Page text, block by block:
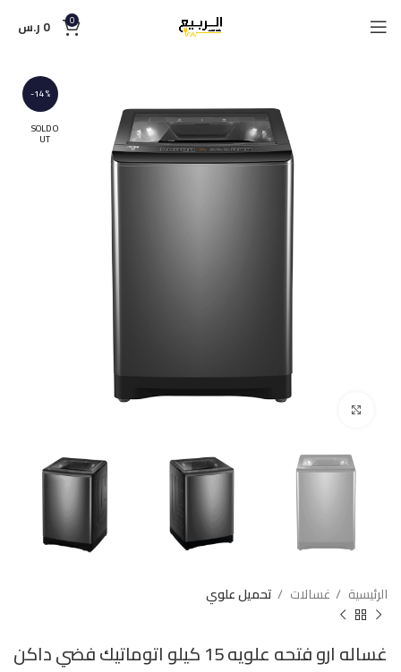
0
0 ر.س
-14%
SOLD O
UT
Click to enlarge
الرئيسية غسالات تحميل علوي
غساله ارو فتحه علويه 15 كيلو اتوماتيك فضي داكن